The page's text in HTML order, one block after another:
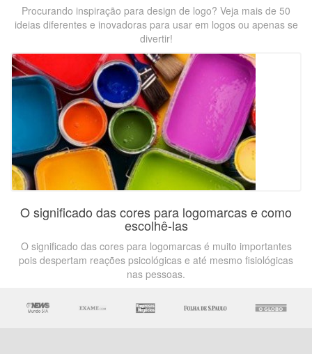
Procurando inspiração para design de logo? Veja mais de 50
ideias diferentes e inovadoras para usar em logos ou apenas se
divertir!
O significado das cores para logomarcas e como
escolhê-las
O significado das cores para logomarcas é muito importantes
pois despertam reações psicológicas e até mesmo fisiológicas
nas pessoas.